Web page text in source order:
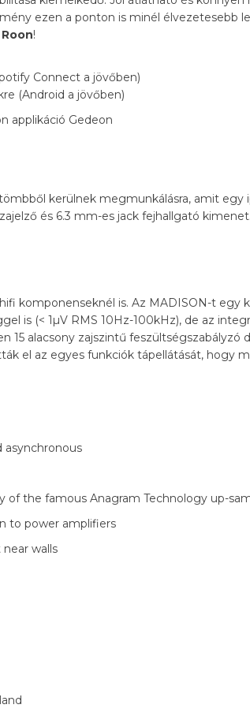
ezen a ponton is minél élvezetesebb
Roon!
Connect a jövőben)
(Android a jövőben)
kerülnek megmunkálásra, amit egy
és 6.3 mm-es jack fejhallgató kimenet.
komponenseknél is. Az MADISON-t egy
is (< 1µV RMS 10Hz-100kHz), de az
alacsony zajszintű feszültségszabályzó
el az egyes funkciók tápellátását, hogy
asynchronous
the famous Anagram Technology up-
to power amplifiers
walls